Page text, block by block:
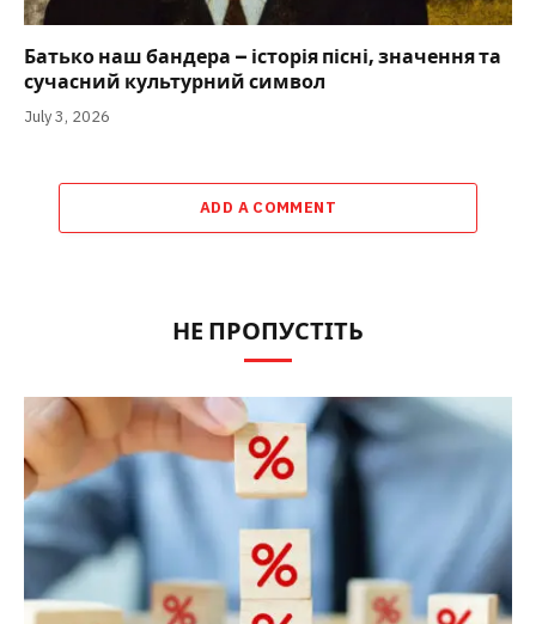
Батько наш бандера – історія пісні, значення та
сучасний культурний символ
July 3, 2026
ADD A COMMENT
НЕ ПРОПУСТІТЬ